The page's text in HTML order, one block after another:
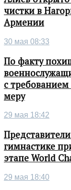
чистки в
Армении
30 мая 08:33
По факту
с
меру
29 мая 18:42
гимнастике
этапе World
29 мая 18:40